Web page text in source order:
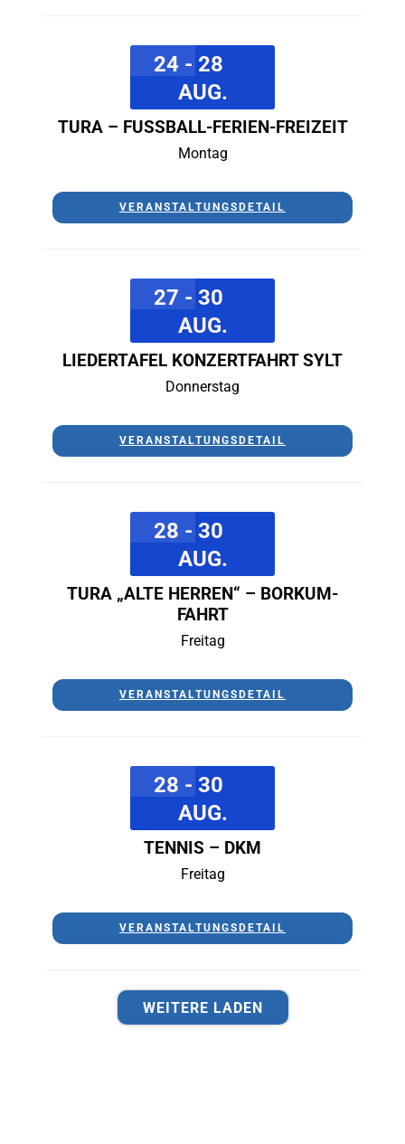
24 - 28
AUG.
TURA – FUSSBALL-FERIEN-FREIZEIT
Montag
VERANSTALTUNGSDETAIL
27 - 30
AUG.
LIEDERTAFEL KONZERTFAHRT SYLT
Donnerstag
VERANSTALTUNGSDETAIL
28 - 30
AUG.
TURA „ALTE HERREN“ – BORKUM-
FAHRT
Freitag
VERANSTALTUNGSDETAIL
28 - 30
AUG.
TENNIS – DKM
Freitag
VERANSTALTUNGSDETAIL
WEITERE LADEN